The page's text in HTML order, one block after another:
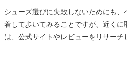
シューズ選びに失敗しないためにも
着して歩いてみることですが、近く
は、公式サイトやレビューをリサーチ